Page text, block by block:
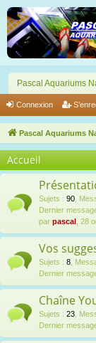
Pascal Aquariums
Connexion
Pascal Aquariums
Accueil
Sujets : 90
Dernier
par pascal , 28
Vos
Sujets : 8
Dernier
Chaîne
Sujets : 23
Dernier